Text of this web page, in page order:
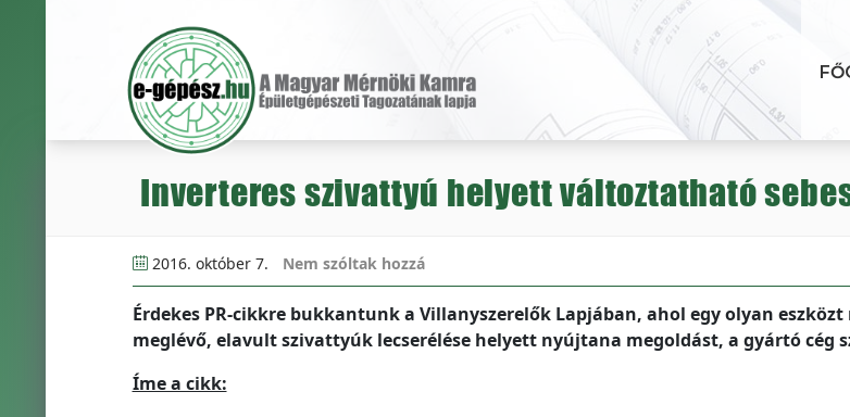
Inverteres szivattyú helyett változtatható
2016. október 7. Nem szóltak hozzá
Érdekes PR-cikkre bukkantunk a Villanyszerelők Lapjában, ahol egy olyan
meglévő, elavult szivattyúk lecserélése helyett nyújtana megoldást, a gyártó cég
Íme a cikk: